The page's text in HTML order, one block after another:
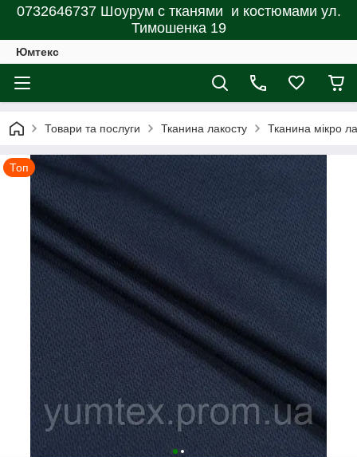
0732646737 Шоурум с тканями и костюмами ул.
Тимошенка 19
Юмтекс
Товари та послуги Тканина лакосту Тканина мікро
Топ